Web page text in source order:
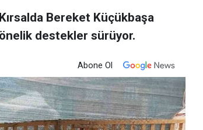
Bereket Küçükbaşa
destekler sürüyor.
Abone Ol